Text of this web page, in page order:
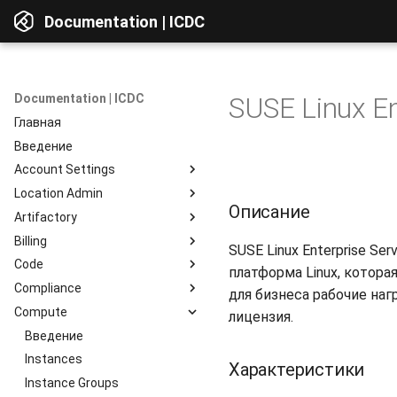
Documentation | ICDC
Documentation | ICDC
Главная
Введение
Account Settings
Введение
Account
Users
Billing
Reports
Гайды
Интеграция c Active
Directory
Location Admin
Введение
Accounts
Service Delivery
Admin Consoles
Artifactory
Введение
Веб-интерфейс
Обзор интерфейса
Просмотр компонентов
Доступ к данным
Репозитории
Репозитории
Ресурсы
Billing
Введение
Billing Settings
Payment Systems
Invoices
Reports
Code
Введение
Общие сведения
Планирование
Разработка
Тестирование
Compliance
Введение
Доступ к сервису
Профиль пользователя
Работа с сервером
Compute
Введение
Instances
Instance Groups
SUSE Linux
Описание
SUSE Linux Enterprise
платформа Linux,
для бизнеса рабочие
лицензия.
Характеристики